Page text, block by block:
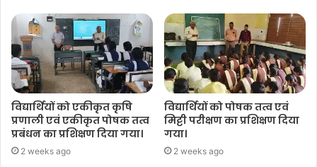
विद्यार्थियों को एकीकृत कृषि
प्रणाली एवं एकीकृत पोषक तत्व
प्रबंधन का प्रशिक्षण दिया गया।
2 weeks ago
विद्यार्थियों को पोषक तत्व एवं
मिट्टी परीक्षण का प्रशिक्षण दिया
गया।
2 weeks ago